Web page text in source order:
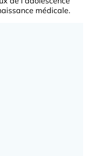
médicale.